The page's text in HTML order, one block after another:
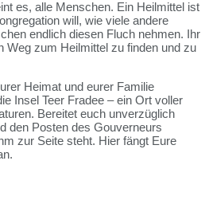
es, alle Menschen. Ein Heilmittel ist
will, wie viele andere
endlich diesen Fluch nehmen. Ihr
Weg zum Heilmittel zu finden und zu
Heimat und eurer Familie
Insel Teer Fradee – ein Ort voller
Bereitet euch unverzüglich
den Posten des Gouverneurs
zur Seite steht. Hier fängt Eure